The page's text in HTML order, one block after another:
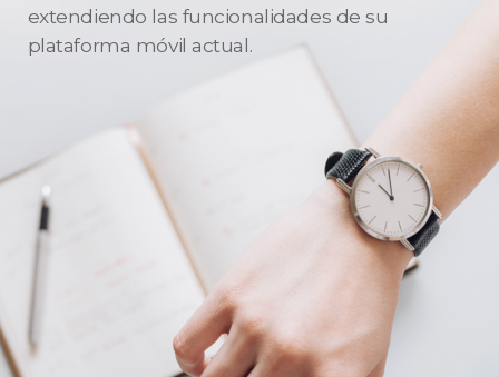
extendiendo las funcionalidades de su
plataforma móvil actual.